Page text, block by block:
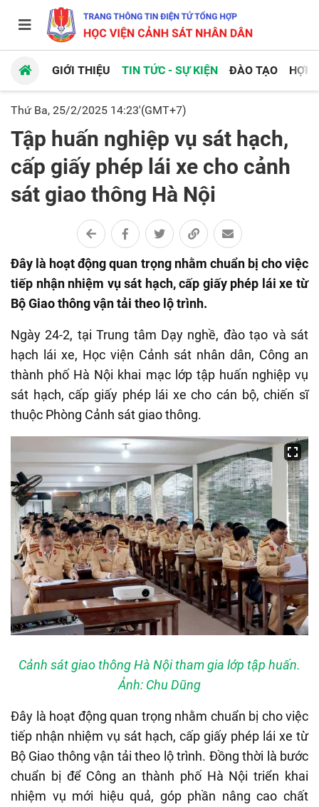
GIỚI THIỆU TIN TỨC - SỰ KIỆN ĐÀO TẠO HỢP
Thứ Ba, 25/2/2025 14:23'(GMT+7)
Tập huấn nghiệp vụ sát hạch,
cấp giấy phép lái xe cho cảnh
sát giao thông Hà Nội
Đây là hoạt động quan trọng nhằm chuẩn bị cho việc
tiếp nhận nhiệm vụ sát hạch, cấp giấy phép lái xe từ
Bộ Giao thông vận tải theo lộ trình.
Ngày 24-2, tại Trung tâm Dạy nghề, đào tạo và sát
hạch lái xe, Học viện Cảnh sát nhân dân, Công an
thành phố Hà Nội khai mạc lớp tập huấn nghiệp vụ
sát hạch, cấp giấy phép lái xe cho cán bộ, chiến sĩ
thuộc Phòng Cảnh sát giao thông.
Cảnh sát giao thông Hà Nội tham gia lớp tập huấn.
Ảnh: Chu Dũng
Đây là hoạt động quan trọng nhằm chuẩn bị cho việc
tiếp nhận nhiệm vụ sát hạch, cấp giấy phép lái xe từ
Bộ Giao thông vận tải theo lộ trình. Đồng thời là bước
chuẩn bị để Công an thành phố Hà Nội triển khai
nhiệm vụ mới hiệu quả, góp phần nâng cao chất